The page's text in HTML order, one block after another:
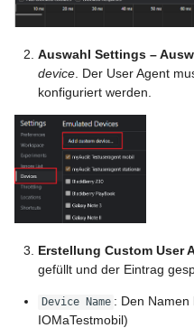
Auswahl Settings –
device . Der User Agent
konfiguriert werden.
Erstellung Custom User
gefüllt und der Eintrag
Device Name : Den Namen
IOMaTestmobil)